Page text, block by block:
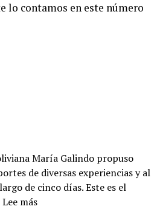
lo contamos en este número
María Galindo propuso
de diversas experiencias y al
de cinco días. Este es el
Lee más: